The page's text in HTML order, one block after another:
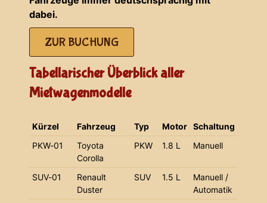
dabei.
ZUR BUCHUNG
Tabellarischer Überblick aller
Mietwagenmodelle
Kürzel Fahrzeug Typ Motor Schaltung
PKW-01
Toyota
Corolla
PKW 1.8 L Manuell
SUV-01
Renault
Duster
SUV 1.5 L
Manuell /
Automatik